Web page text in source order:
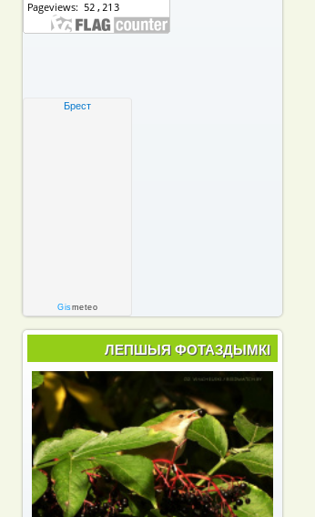
Брест
Gismeteo
ЛЕПШЫЯ ФОТАЗДЫМКІ